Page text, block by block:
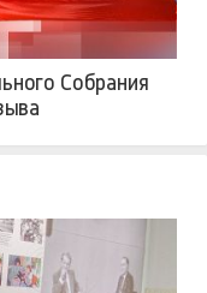
Собрания